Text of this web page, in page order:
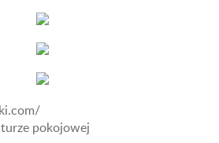
pokojowej